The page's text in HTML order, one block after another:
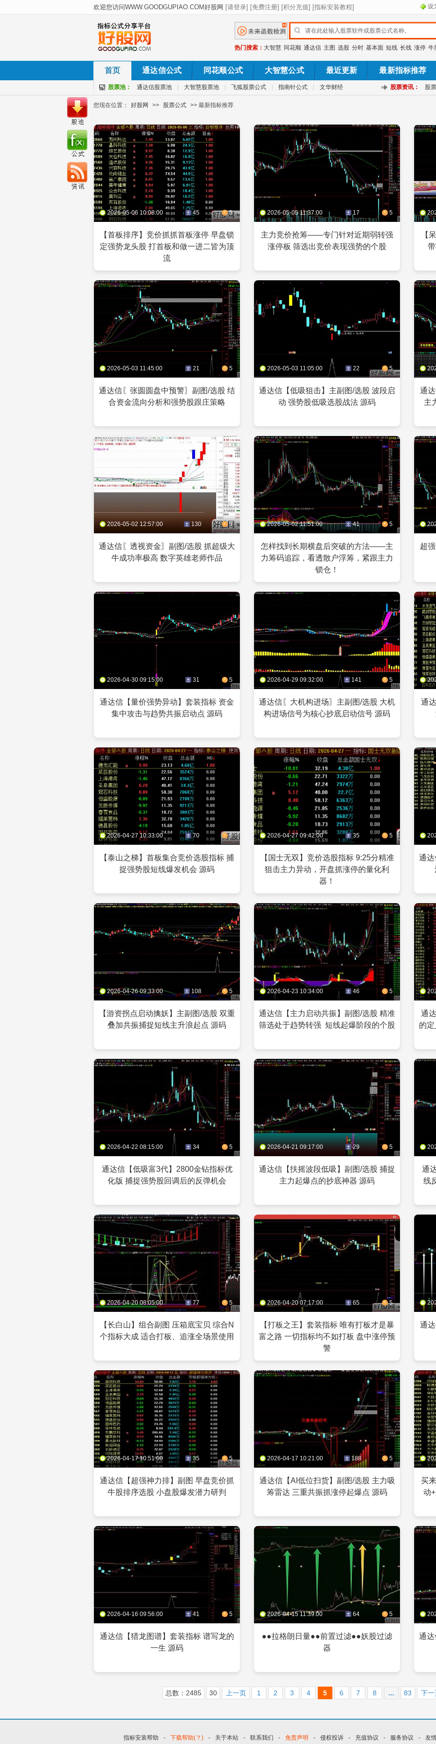
设
热门搜索： 大智慧 同花顺 通达信 主图 选股 分时 基本面 短线 长线 涨停 牛
首页 通达信公式 同花顺公式 大智慧公式 最近更新 最新指标推荐
股票池： 通达信股票池 大智慧股票池 飞狐股票公式 指南针公式 文华财经 股票资讯： 股
您现在位置： 好股网 >> 股票公式 >> 最新指标推荐
2026-05-06 10:08:00 45 5
【首板排序】竞价抓抓首板涨停 早盘锁
定强势龙头股 打首板和做一进二皆为顶
流
2026-05-05 11:37:00 17 5
主力竞价抢筹——专门针对近期弱转强
涨停板 筛选出竞价表现强势的个股
【
2026-05-03 11:45:00 21 5
通达信〖张圆圆盘中预警〗副图/选股 结
合资金流向分析和强势股跟庄策略
2026-05-03 11:05:00 22 5
通达信【低吸狙击】主副图/选股 波段启
动 强势股低吸选股战法 源码
通
主
2026-05-02 12:57:00 130 5
通达信〖透视资金〗副图/选股 抓超级大
牛成功率极高 数字英雄老师作品
2026-05-02 11:51:00 41 5
怎样找到长期横盘后突破的方法——主
力筹码追踪，看透散户浮筹，紧跟主力
锁仓！
超
2026-04-30 09:15:00 31 5
通达信【量价强势异动】套装指标 资金
集中攻击与趋势共振启动点 源码
2026-04-29 09:32:00 141 5
通达信〖大机构进场〗主副图/选股 大机
构进场信号为核心抄底启动信号 源码
通
2026-04-27 10:33:00 70 5
【泰山之梯】首板集合竞价选股指标 捕
捉强势股短线爆发机会 源码
2026-04-27 09:42:00 35 5
【国士无双】竞价选股指标 9:25分精准
狙击主力异动，开盘抓涨停的量化利
器！
通
2026-04-26 09:33:00 108 5
【游资拐点启动擒妖】主副图/选股 双重
叠加共振捕捉短线主升浪起点 源码
2026-04-23 10:34:00 46 5
通达信【主力启动共振】副图/选股 精准
筛选处于趋势转强 短线起爆阶段的个股
通
的
2026-04-22 08:15:00 34 5
通达信【低吸富3代】2800金钻指标优
化版 捕捉强势股回调后的反弹机会
2026-04-21 09:17:00 29 5
通达信【扶摇波段低吸】副图/选股 捕捉
主力起爆点的抄底神器 源码
通
线
2026-04-20 08:05:00 77 5
【长白山】组合副图 压箱底宝贝 综合N
个指标大成 适合打板、追涨全场景使用
2026-04-20 07:17:00 65 5
【打板之王】套装指标 唯有打板才是暴
富之路 一切指标均不如打板 盘中涨停预
警
通
2026-04-17 10:51:00 35 5
通达信【超强神力排】副图 早盘竞价抓
牛股排序选股 小盘股爆发潜力研判
2026-04-17 10:21:00 188 5
通达信【AI低位扫货】副图/选股 主力吸
筹雷达 三重共振抓涨停起爆点 源码
买
动
2026-04-16 09:56:00 41 5
通达信【猎龙图谱】套装指标 谱写龙的
一生 源码
2026-04-15 11:39:00 64 5
●●拉格朗日量●●前置过滤●●妖股过滤
器
通
总数：2485 30 上一页 1 2 3 4 5 6 7 8 ... 83 下一
指标安装帮助 - 下载帮助(？) - 关于本站 - 联系我们 - 免责声明 - 侵权投诉 - 充值协议 - 服务协议 - 友